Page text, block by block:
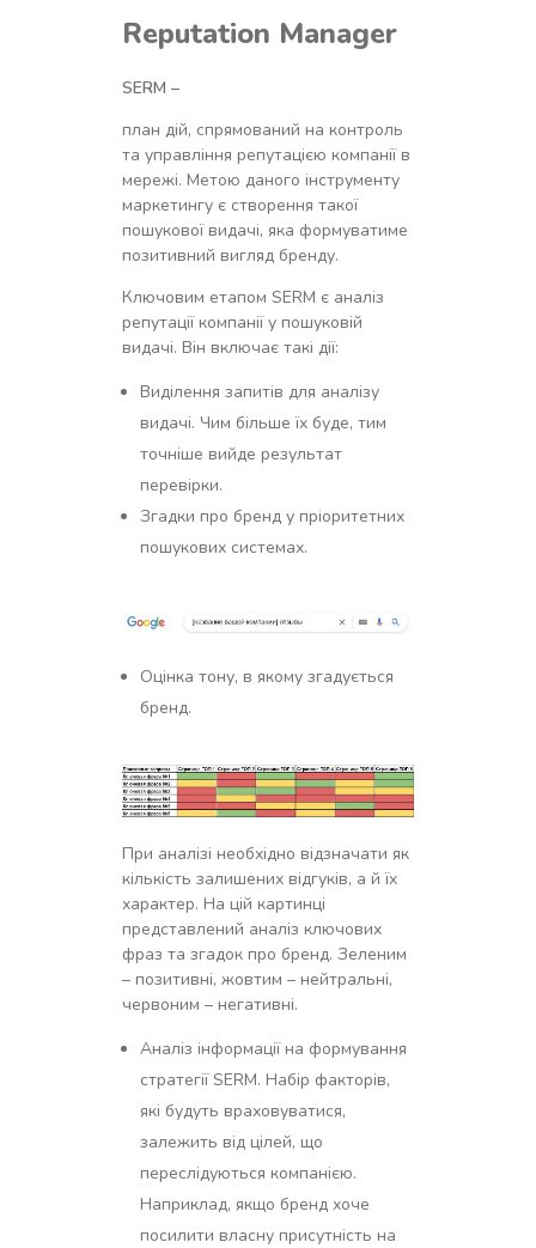
Reputation Manager
SERM –
план дій, спрямований на контроль
та управління репутацією компанії в
мережі. Метою даного інструменту
маркетингу є створення такої
пошукової видачі, яка формуватиме
позитивний вигляд бренду.
Ключовим етапом SERM є аналіз
репутації компанії у пошуковій
видачі. Він включає такі дії:
Виділення запитів для аналізу
видачі. Чим більше їх буде, тим
точніше вийде результат
перевірки.
Згадки про бренд у пріоритетних
пошукових системах.
Оцінка тону, в якому згадується
бренд.
При аналізі необхідно відзначати як
кількість залишених відгуків, а й їх
характер. На цій картинці
представлений аналіз ключових
фраз та згадок про бренд. Зеленим
– позитивні, жовтим – нейтральні,
червоним – негативні.
Аналіз інформації на формування
стратегії SERM. Набір факторів,
які будуть враховуватися,
залежить від цілей, що
переслідуються компанією.
Наприклад, якщо бренд хоче
посилити власну присутність на